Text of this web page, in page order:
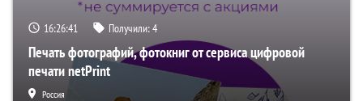
16:26:40 Получили:4
Печать фотографий, фотокниг от сервиса цифровой
печати netPrint
Россия